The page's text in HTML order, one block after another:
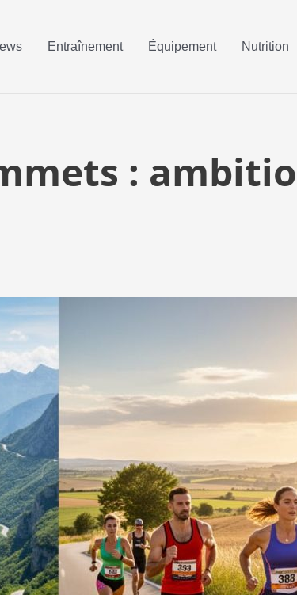
Entraînement Équipement Nutrition
: